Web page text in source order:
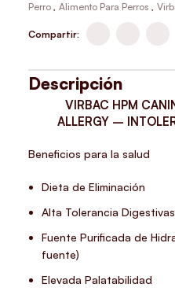
Perro , Alimento Para Perros ,
Compartir:
Descripción
VIRBAC HPM
ALLERGY –
Beneficios para la salud
Dieta de Eliminación
Alta Tolerancia Digestivas
Fuente Purificada de
fuente)
Elevada Palatabilidad